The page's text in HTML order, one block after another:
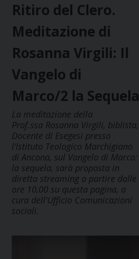
Ritiro del Clero.
Meditazione di
Rosanna Virgili: Il
Vangelo di
Marco/2 la Sequela
La meditazione della
Prof.ssa Rosanna Virgili, biblista,
Docente di Esegesi presso
l’Istituto Teologico Marchigiano
di Ancona, sul Vangelo di Marco:
la sequela, sarà proposta in
diretta streaming a partire dalle
ore 10,00 su questa pagina, a
cura dell'Ufficio Comunicazioni
sociali.